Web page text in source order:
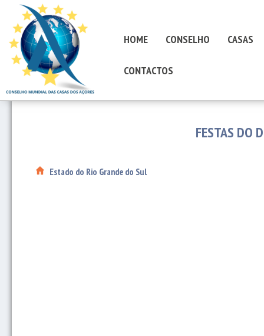
HOME CONSELHO CASAS
CONTACTOS
FESTAS DO
Estado do Rio Grande do Sul